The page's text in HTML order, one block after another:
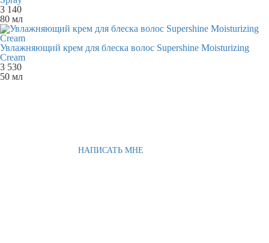
3 140
80 мл
Увлажняющий крем для блеска волос Supershine Moisturizing
Cream
3 530
50 мл
НАПИСАТЬ МНЕ